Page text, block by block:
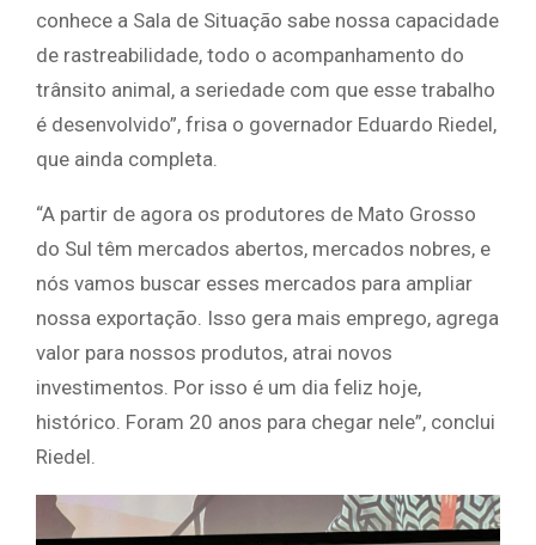
conhece a Sala de Situação sabe nossa capacidade
de rastreabilidade, todo o acompanhamento do
trânsito animal, a seriedade com que esse trabalho
é desenvolvido”, frisa o governador Eduardo Riedel,
que ainda completa.
“A partir de agora os produtores de Mato Grosso
do Sul têm mercados abertos, mercados nobres, e
nós vamos buscar esses mercados para ampliar
nossa exportação. Isso gera mais emprego, agrega
valor para nossos produtos, atrai novos
investimentos. Por isso é um dia feliz hoje,
histórico. Foram 20 anos para chegar nele”, conclui
Riedel.